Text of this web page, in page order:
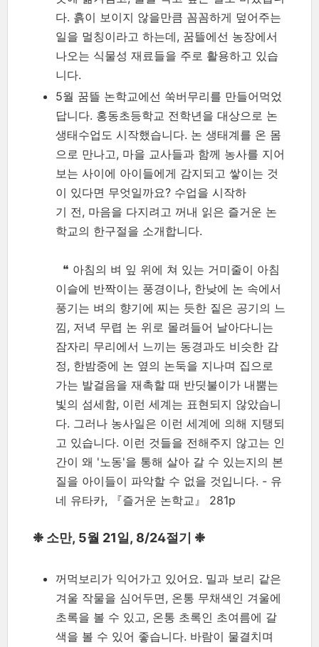
다. 흙이 보이지 않을만큼 꼼꼼하게 덮어주는
일을 멀칭이라고 하는데, 꿈뜰에선 농장에서
나오는 식물성 재료들을 주로 활용하고 있습
니다.
5월 꿈뜰 논학교에선 쑥버무리를 만들어먹었
답니다. 홍동초등학교 전학년을 대상으로 논
생태수업도 시작했습니다. 논 생태계를 온 몸
으로 만나고, 마을 교사들과 함께 농사를 지어
보는 사이에 아이들에게 감지되고 쌓이는 것
이 있다면 무엇일까요? 수업을 시작하
기 전, 마음을 다지려고 꺼내 읽은 즐거운 논
학교의 한구절을 소개합니다.
❝ 아침의 벼 잎 위에 쳐 있는 거미줄이 아침
이슬에 반짝이는 풍경이나, 한낮에 논 속에서
풍기는 벼의 향기에 찌는 듯한 짙은 공기의 느
낌, 저녁 무렵 논 위로 몰려들어 날아다니는
잠자리 무리에서 느끼는 동경과도 비슷한 감
정, 한밤중에 논 옆의 논둑을 지나며 집으로
가는 발걸음을 재촉할 때 반딧불이가 내뿜는
빛의 섬세함, 이런 세계는 표현되지 않았습니
다. 그러나 농사일은 이런 세계에 의해 지탱되
고 있습니다. 이런 것들을 전해주지 않고는 인
간이 왜 '노동'을 통해 살아 갈 수 있는지의 본
질을 아이들이 파악할 수 없을 것입니다. - 유
네 유타카, 『즐거운 논학교』 281p
❉ 소만, 5월 21일, 8/24절기 ❉
꺼먹보리가 익어가고 있어요. 밀과 보리 같은
겨울 작물을 심어두면, 온통 무채색인 겨울에
초록을 볼 수 있고, 온통 초록인 초여름에 갈
색을 볼 수 있어 좋습니다. 바람이 물결치며